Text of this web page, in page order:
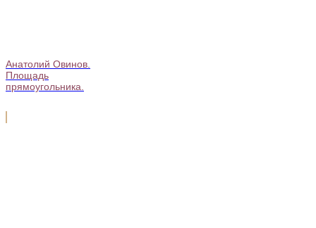
Анатолий Овинов.
Площадь
прямоугольника.